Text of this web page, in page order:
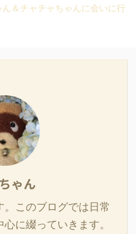
＆チャチャちゃんに会いに行
ゃん
。このブログでは日常
に綴っていきます。